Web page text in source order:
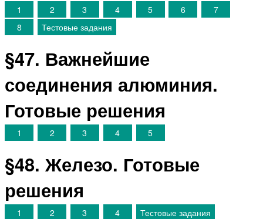
1 2 3 4 5 6
7
8
Тестовые задания
§47. Важнейшие
соединения алюминия.
Готовые решения
1 2 3 4 5
§48. Железо. Готовые
решения
1 2 3 4 Тестовые задания